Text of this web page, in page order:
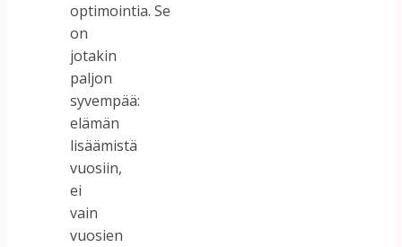
optimointia. Se
on
jotakin
paljon
syvempää:
elämän
lisäämistä
vuosiin,
ei
vain
vuosien